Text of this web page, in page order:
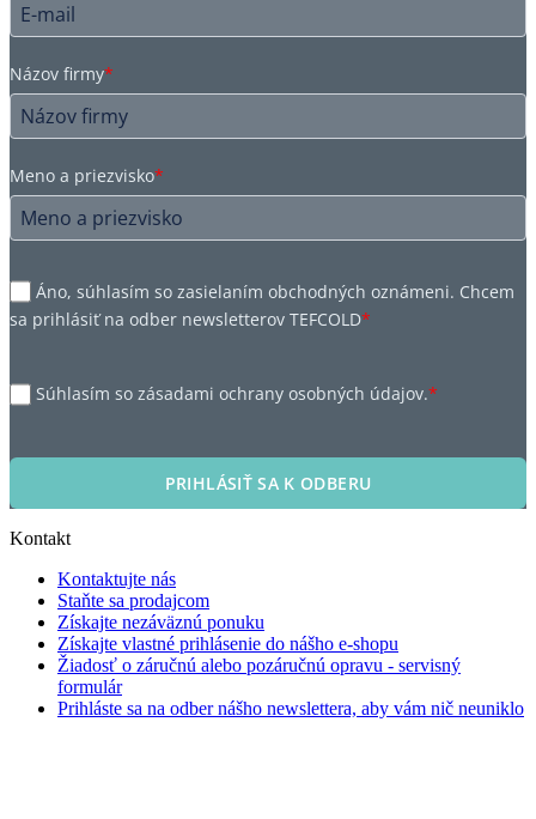
Názov firmy*
Meno a priezvisko*
Áno, súhlasím so zasielaním obchodných oznámeni. Chcem
sa prihlásiť na odber newsletterov TEFCOLD*
Súhlasím so zásadami ochrany osobných údajov.*
PRIHLÁSIŤ SA K ODBERU
Kontakt
Kontaktujte nás
Staňte sa prodajcom
Získajte nezáväznú ponuku
Získajte vlastné prihlásenie do nášho e-shopu
Žiadosť o záručnú alebo pozáručnú opravu - servisný
formulár
Prihláste sa na odber nášho newslettera, aby vám nič neuniklo